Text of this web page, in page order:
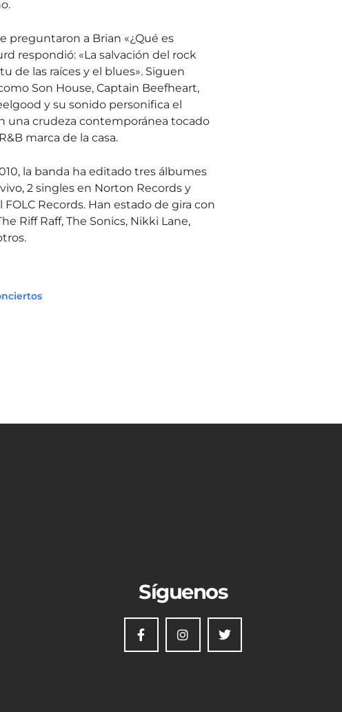
preguntaron a Brian «¿Qué es
respondió: «La salvación del rock
de las raíces y el blues». Siguen
Son House, Captain Beefheart,
y su sonido personifica el
una crudeza contemporánea tocado
marca de la casa.
la banda ha editado tres álbumes
2 singles en Norton Records y
Records. Han estado de gira con
Riff Raff, The Sonics, Nikki Lane,
Síguenos